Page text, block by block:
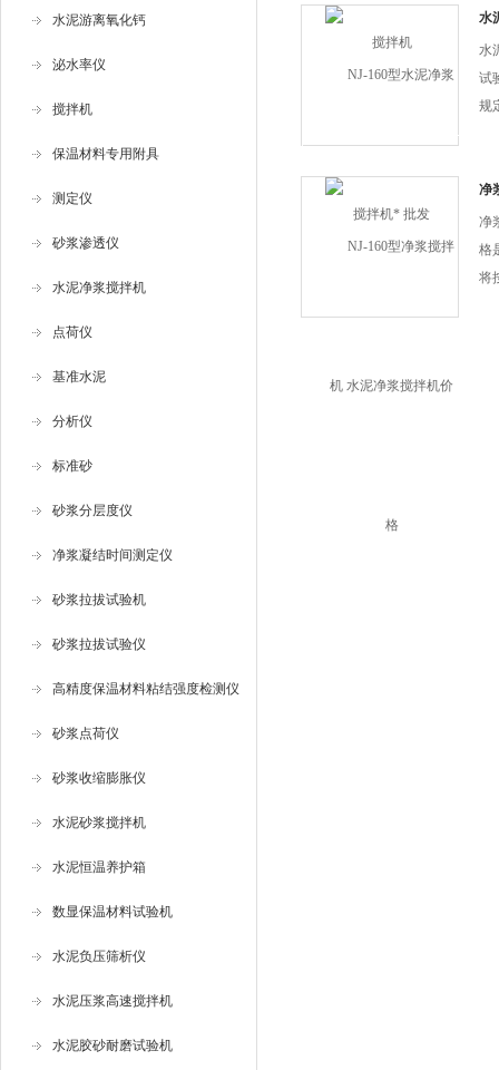
水泥游离氧化钙
泌水率仪
搅拌机
保温材料专用附具
测定仪
砂浆渗透仪
水泥净浆搅拌机
点荷仪
基准水泥
分析仪
标准砂
砂浆分层度仪
净浆凝结时间测定仪
砂浆拉拔试验机
砂浆拉拔试验仪
高精度保温材料粘结强度检测仪
砂浆点荷仪
砂浆收缩膨胀仪
水泥砂浆搅拌机
水泥恒温养护箱
数显保温材料试验机
水泥负压筛析仪
水泥压浆高速搅拌机
水泥胶砂耐磨试验机
性
施
研
泥
水
水
试
规
安
建
及
的
净
格
净
格
将